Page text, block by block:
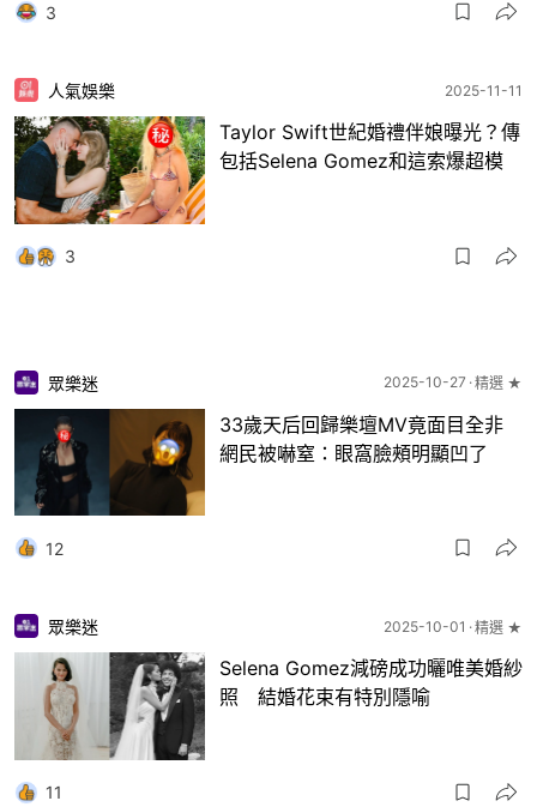
3
人氣娛樂 2025-11-11
Taylor Swift世紀婚禮伴娘曝光？傳
包括Selena Gomez和這索爆超模
3
眾樂迷 2025-10-27 精選 ★
33歲天后回歸樂壇MV竟面目全非
網民被嚇窒：眼窩臉頰明顯凹了
12
眾樂迷 2025-10-01 精選 ★
Selena Gomez減磅成功曬唯美婚紗
照 結婚花束有特別隱喻
11